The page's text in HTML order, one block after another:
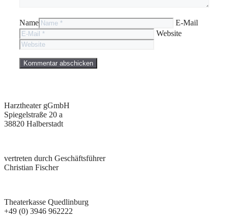
Name
E-Mail
Website
Harztheater gGmbH
Spiegelstraße 20 a
38820 Halberstadt
vertreten durch Geschäftsführer
Christian Fischer
Theaterkasse Quedlinburg
+49 (0) 3946 962222